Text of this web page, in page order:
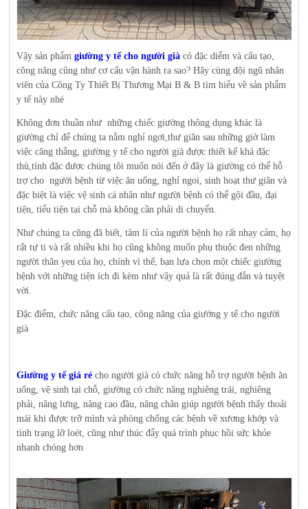
Vậy sản phẩmgiường y tế cho người già có đặc diểm và cấu tạo,
công năng cũng như cơ cấu vận hành ra sao? Hãy cùng đội ngũ nhân
viên của Công Ty Thiết Bị Thương Mại B & B tìm hiểu về sản phẩm
y tế này nhé
Không đơn thuần như những chiếc giường thông dụng khác là
giường chỉ để chúng ta nằm nghỉ ngơi,thư giãn sau những giờ làm
việc căng thẳng, giường y tế cho người già được thiết kế khá đặc
thù,tính đặc được chúng tôi muốn nói đến ở đây là giường có thể hỗ
trợ cho người bệnh từ việc ăn uống, nghỉ ngoi, sinh hoạt thư giãn và
đặc biệt là việc vệ sinh cá nhân như người bệnh có thể gội đầu, đại
tiện, tiểu tiện tại chỗ mà không cần phải di chuyển.
Như chúng ta cũng đã biết, tâm lí của người bệnh họ rất nhạy cảm, họ
rất tự ti và rất nhiều khi họ cũng không muốn phụ thuộc đen những
người thân yeu của họ, chính vì thế, bạn lựa chọn một chiếc giường
bệnh với những tiện ích đi kèm như vậy quả là rất đúng đắn và tuyệt
vời.
Đặc điểm, chức năng cấu tạo, công năng của giường y tế cho người
già
Giường y tế giá rẻ cho người già có chức năng hỗ trợ người bệnh ăn
uống, vệ sinh tại chỗ, giường có chức năng nghiêng trái, nghiêng
phải, nâng lưng, nâng cao đầu, nâng chân giúp người bệnh thấy thoải
mái khi được trỡ mình và phòng chống các bệnh về xương khớp và
tình trạng lỡ loét, cũng như thúc đẩy quá trình phục hồi sức khỏe
nhanh chóng hơn